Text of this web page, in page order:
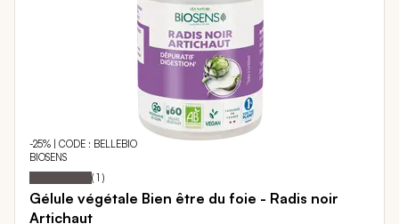
-25% | CODE : BELLEBIO
BIOSENS
Notation: 100%
( 1 )
Gélule végétale Bien être du foie - Radis noir
Artichaut